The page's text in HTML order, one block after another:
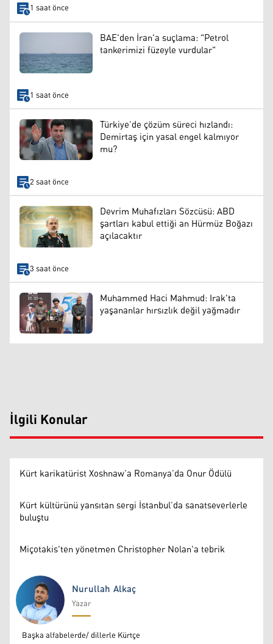
1 saat önce
BAE'den İran'a suçlama: "Petrol
tankerimizi füzeyle vurdular"
1 saat önce
Türkiye’de çözüm süreci hızlandı:
Demirtaş için yasal engel kalmıyor
mu?
2 saat önce
Devrim Muhafızları Sözcüsü: ABD
şartları kabul ettiği an Hürmüz Boğazı
açılacaktır
3 saat önce
Muhammed Haci Mahmud: Irak'ta
yaşananlar hırsızlık değil yağmadır
İlgili Konular
Kürt karikatürist Xoshnaw’a Romanya’da Onur Ödülü
Kürt kültürünü yansıtan sergi İstanbul’da sanatseverlerle
buluştu
Miçotakis'ten yönetmen Christopher Nolan'a tebrik
Nurullah Alkaç
Nurullah Alkaç
Yazar
Başka alfabelerde/ dillerle Kürtçe